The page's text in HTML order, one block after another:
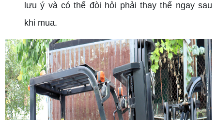
lưu ý và có thể đòi hỏi phải thay thế ngay sau
khi mua.